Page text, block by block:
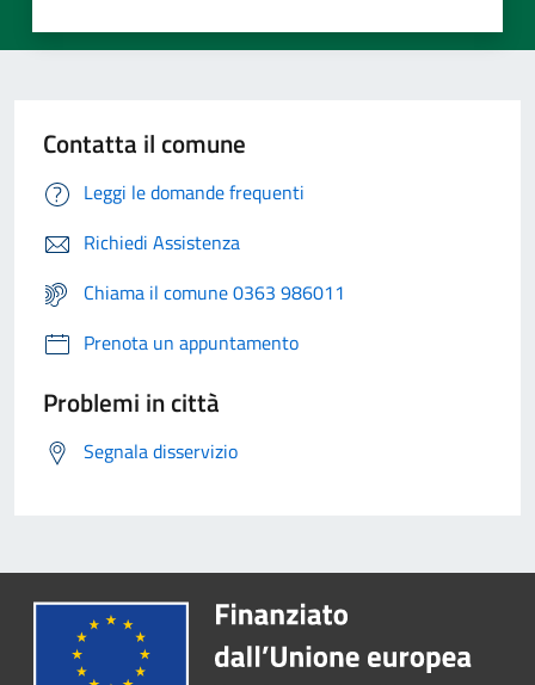
Contatta il comune
Leggi le domande frequenti
Richiedi Assistenza
Chiama il comune 0363 986011
Prenota un appuntamento
Problemi in città
Segnala disservizio